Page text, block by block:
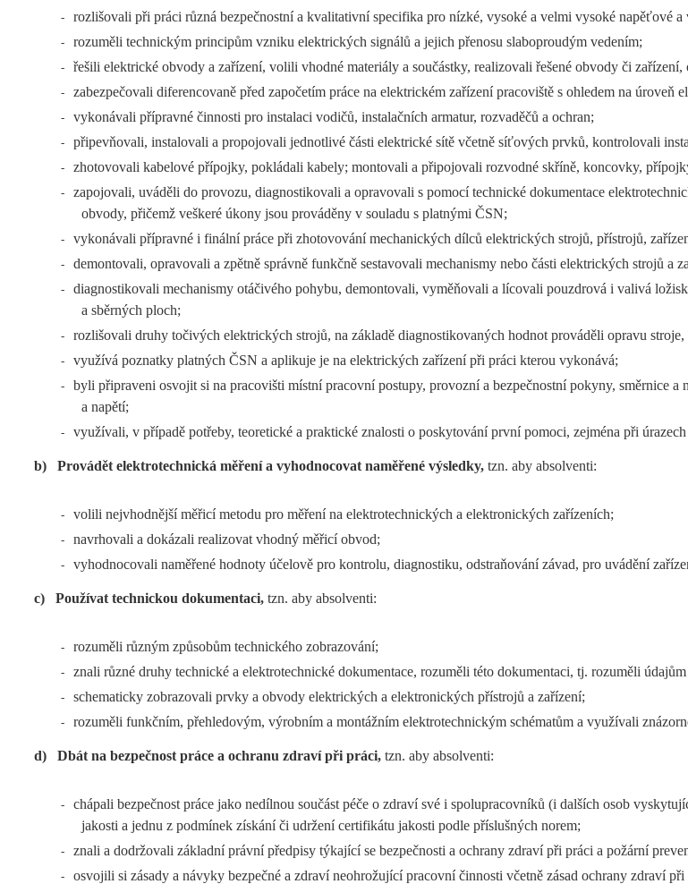
- rozlišovali při práci různá bezpečnostní a kvalitativní specifika pro nízké, vysoké a velmi vysoké napěťové
- rozuměli technickým principům vzniku elektrických signálů a jejich přenosu slaboproudým vedením;
- řešili elektrické obvody a zařízení, volili vhodné materiály a součástky, realizovali řešené obvody či
- zabezpečovali diferencovaně před započetím práce na elektrickém zařízení pracoviště s ohledem na
- vykonávali přípravné činnosti pro instalaci vodičů, instalačních armatur, rozvaděčů a ochran;
- připevňovali, instalovali a propojovali jednotlivé části elektrické sítě včetně síťových prvků, kontrolovali
- zhotovovali kabelové přípojky, pokládali kabely; montovali a připojovali rozvodné skříně, koncovky,
-
zapojovali, uváděli do provozu, diagnostikovali a opravovali s pomocí technické dokumentace
obvody, přičemž veškeré úkony jsou prováděny v souladu s platnými ČSN;
- vykonávali přípravné i finální práce při zhotovování mechanických dílců elektrických strojů, přístrojů,
- demontovali, opravovali a zpětně správně funkčně sestavovali mechanismy nebo části elektrických strojů a
-
diagnostikovali mechanismy otáčivého pohybu, demontovali, vyměňovali a lícovali pouzdrová i valivá
a sběrných ploch;
- rozlišovali druhy točivých elektrických strojů, na základě diagnostikovaných hodnot prováděli opravu
- využívá poznatky platných ČSN a aplikuje je na elektrických zařízení při práci kterou vykonává;
-
byli připraveni osvojit si na pracovišti místní pracovní postupy, provozní a bezpečnostní pokyny, směrnice
a napětí;
- využívali, v případě potřeby, teoretické a praktické znalosti o poskytování první pomoci, zejména při
b) Provádět elektrotechnická měření a vyhodnocovat naměřené výsledky, tzn. aby absolventi:
- volili nejvhodnější měřicí metodu pro měření na elektrotechnických a elektronických zařízeních;
- navrhovali a dokázali realizovat vhodný měřicí obvod;
- vyhodnocovali naměřené hodnoty účelově pro kontrolu, diagnostiku, odstraňování závad, pro uvádění
c) Používat technickou dokumentaci, tzn. aby absolventi:
- rozuměli různým způsobům technického zobrazování;
- znali různé druhy technické a elektrotechnické dokumentace, rozuměli této dokumentaci, tj. rozuměli
- schematicky zobrazovali prvky a obvody elektrických a elektronických přístrojů a zařízení;
- rozuměli funkčním, přehledovým, výrobním a montážním elektrotechnickým schématům a využívali
d) Dbát na bezpečnost práce a ochranu zdraví při práci, tzn. aby absolventi:
-
chápali bezpečnost práce jako nedílnou součást péče o zdraví své i spolupracovníků (i dalších osob
jakosti a jednu z podmínek získání či udržení certifikátu jakosti podle příslušných norem;
- znali a dodržovali základní právní předpisy týkající se bezpečnosti a ochrany zdraví při práci a požární
-
osvojili si zásady a návyky bezpečné a zdraví neohrožující pracovní činnosti včetně zásad ochrany zdraví